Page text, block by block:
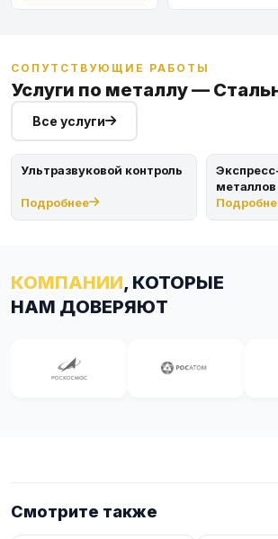
СОПУТСТВУЮЩИЕ РАБОТЫ
Услуги по металлу —
Все услуги
Ультразвуковой контроль
Подробнее
металлов
КОМПАНИИ, КОТОРЫЕ
НАМ ДОВЕРЯЮТ
Смотрите также